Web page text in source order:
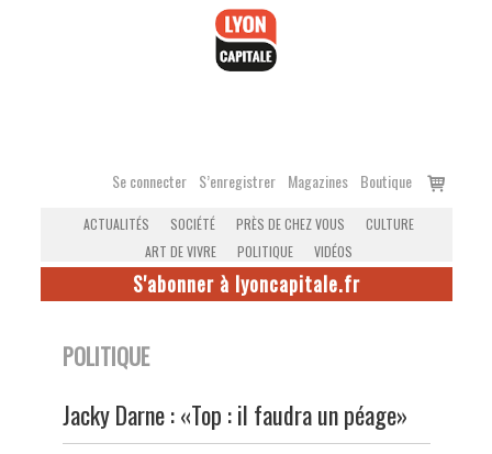
Se connecter S’enregistrer Magazines Boutique
Voir
ACTUALITÉS SOCIÉTÉ PRÈS DE CHEZ VOUS
CULTURE
ART DE VIVRE
POLITIQUE VIDÉOS
S'abonner à lyoncapitale.fr
POLITIQUE
Jacky Darne : «Top : il faudra un péage»